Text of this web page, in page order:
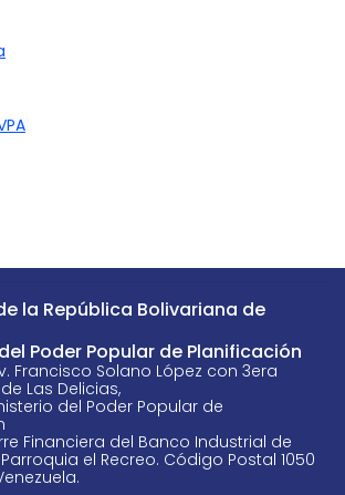
la República Bolivariana de
Poder Popular de Planificación
Francisco Solano López con 3era
Las Delicias,
del Poder Popular de
Financiera del Banco Industrial de
el Recreo. Código Postal 1050